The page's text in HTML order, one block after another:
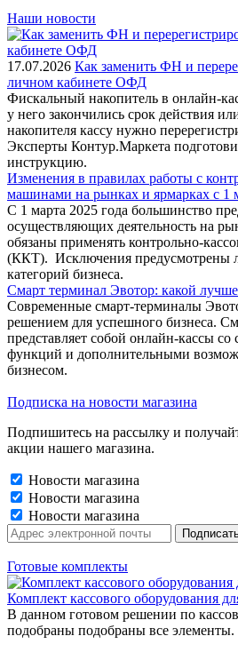
Наши новости
17.07.2026 Как заменить ФН и
личном кабинете ОФД
Фискальный накопитель в онлайн-
у него закончились срок действия
накопителя кассу нужно
Эксперты Контур.Маркета
инструкцию.
Изменения в правилах работы с
машинами на рынках и ярмарках с 1
С 1 марта 2025 года большинство
осуществляющих деятельность на
обязаны применять контрольно-
(ККТ). Исключения предусмотрены
категорий бизнеса.
Смарт терминал Эвотор: какой
Современные смарт-терминалы
решением для успешного бизнеса.
представляет собой онлайн-кассы
функций и дополнительными
бизнесом.
Подписка на новости магазина
Подпишитесь на рассылку и
акции нашего магазина.
Новости магазина
Новости магазина
Новости магазина
Готовые комплекты
Комплект кассового оборудования
В данном готовом решении по
подобраны подобраны все элементы.